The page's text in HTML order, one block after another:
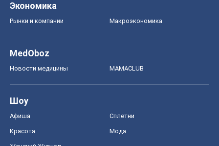
Экономика
Рынки и компании Mакроэкономика
MedOboz
Новости медицины MAMACLUB
Шоу
Афиша Сплетни
Красота Мода